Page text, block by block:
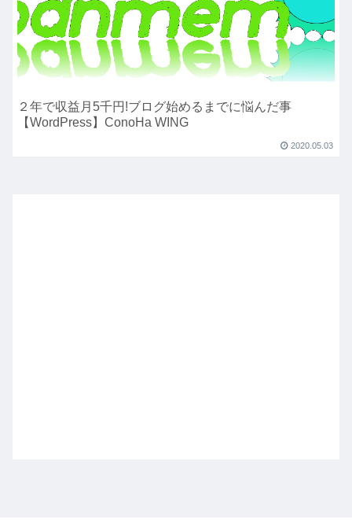
２年で収益月5千円!ブログ始めるまでに悩んだ事
【WordPress】ConoHa WING
2020.05.03